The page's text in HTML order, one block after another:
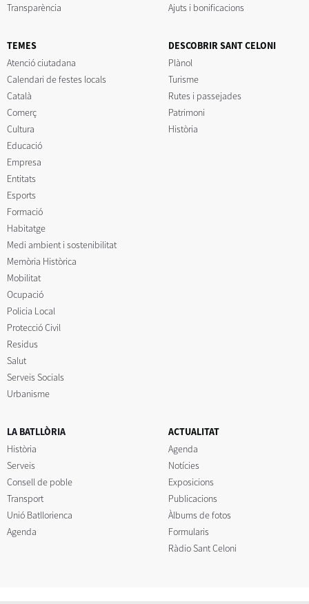
Transparència
Ajuts i bonificacions
TEMES
Atenció ciutadana
Calendari de festes locals
Català
Comerç
Cultura
Educació
Empresa
Entitats
Esports
Formació
Habitatge
Medi ambient i sostenibilitat
Memòria Històrica
Mobilitat
Ocupació
Policia Local
Protecció Civil
Residus
Salut
Serveis Socials
Urbanisme
DESCOBRIR SANT CELONI
Plànol
Turisme
Rutes i passejades
Patrimoni
Història
LA BATLLÒRIA
Història
Serveis
Consell de poble
Transport
Unió Batllorienca
Agenda
ACTUALITAT
Agenda
Notícies
Exposicions
Publicacions
Àlbums de fotos
Formularis
Ràdio Sant Celoni